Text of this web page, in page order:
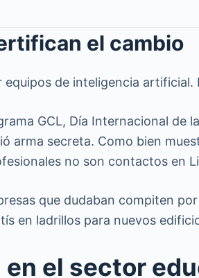
el cambio
equipos de inteligencia
GCL, Día Internacional de
arma secreta. Como bien
no son contactos en
que dudaban compiten
en ladrillos para nuevos
el sector